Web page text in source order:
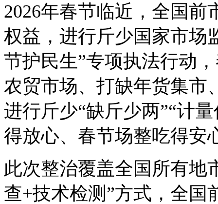
2026年春节临近，全国
权益，进行斤少国家市场
节护民生”专项执法行动
农贸市场、打缺年货集市
进行斤少“缺斤少两”“计
得放心、春节场整吃得安
此次整治覆盖全国所有地
查+技术检测”方式，全国